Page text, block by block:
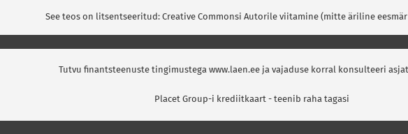
See teos on litsentseeritud: Creative Commonsi Autorile viitamine (mitte äriline
Tutvu finantsteenuste tingimustega www.laen.ee ja vajaduse korral konsulteeri
Placet Group-i krediitkaart - teenib raha tagasi